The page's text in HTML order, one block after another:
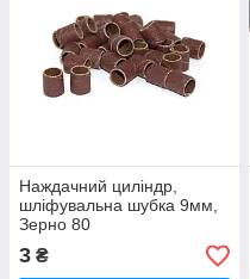
Наждачний циліндр,
шліфувальна шубка 9мм,
Зерно 80
3 ₴